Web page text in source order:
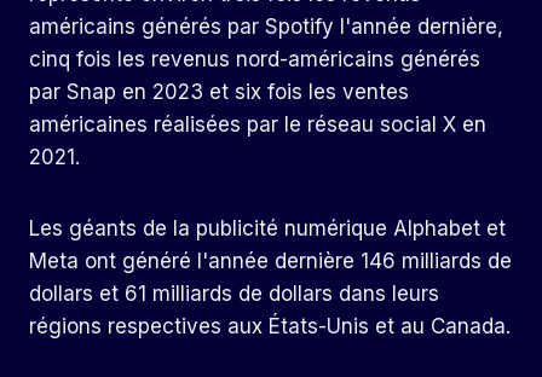
américains générés par Spotify l'année dernière,
cinq fois les revenus nord-américains générés
par Snap en 2023 et six fois les ventes
américaines réalisées par le réseau social X en
2021.
Les géants de la publicité numérique Alphabet et
Meta ont généré l'année dernière 146 milliards de
dollars et 61 milliards de dollars dans leurs
régions respectives aux États-Unis et au Canada.